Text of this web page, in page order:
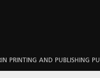
PRINTING AND PUBLISHING